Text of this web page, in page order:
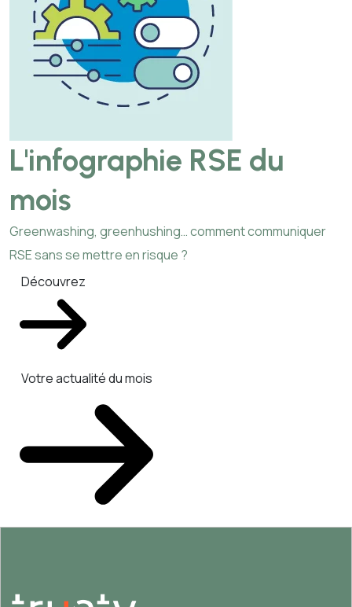
L'infographie RSE du
mois
Greenwashing, greenhushing… comment communiquer
RSE sans se mettre en risque ?
Découvrez
Votre actualité du mois